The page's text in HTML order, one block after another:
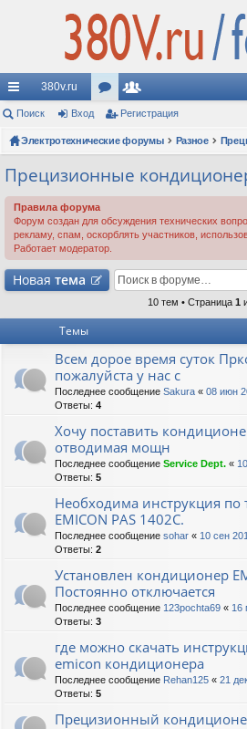
с
ы
лк
и
380v.ru
ор
ум
ол
ьз
ат
ел
Поиск Вход Регистрация
Электротехнические форумы Разное
Прецизионные
Правила форума
Форум создан для обсуждения технических
рекламу, спам, оскорблять участников,
Работает модератор.
Новая тема
10 тем • Страница 1
Темы
Всем дорое время суток
пожалуйста у нас с
Последнее сообщение Sakura « 08 июн
Ответы: 4
Хочу поставить
отводимая мощн
Последнее сообщение Service Dept. «
Ответы: 5
Необходима инструкция по
EMICON PAS 1402C.
Последнее сообщение sohar « 10 сен
Ответы: 2
Установлен кондиционер
Постоянно отключается
Последнее сообщение 123pochta69 « 16
Ответы: 3
где можно скачать
emicon кондиционера
Последнее сообщение Rehan125 « 21
Ответы: 5
Прецизионный